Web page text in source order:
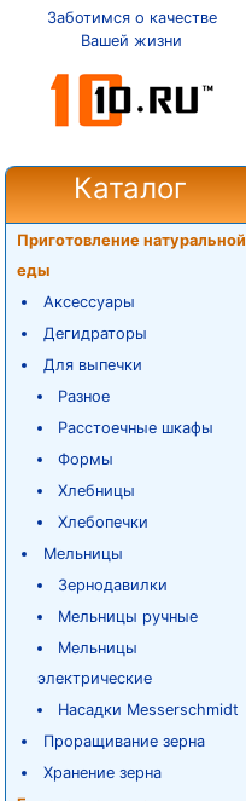
Заботимся о качестве
Вашей жизни
Каталог
Приготовление натуральной
еды
Аксессуары
Дегидраторы
Для выпечки
Разное
Расстоечные шкафы
Формы
Хлебницы
Хлебопечки
Мельницы
Зернодавилки
Мельницы ручные
Мельницы
электрические
Насадки Messerschmidt
Проращивание зерна
Хранение зерна